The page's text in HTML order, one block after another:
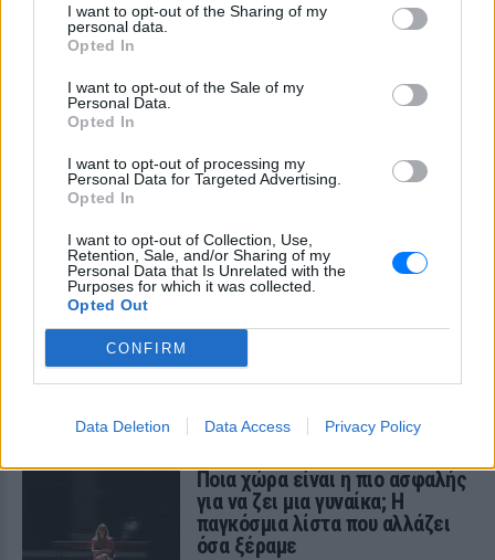
I want to opt-out of the Sharing of my
personal data.
Opted In
I want to opt-out of the Sale of my
Personal Data.
Opted In
I want to opt-out of processing my
Personal Data for Targeted Advertising.
Opted In
I want to opt-out of Collection, Use,
Retention, Sale, and/or Sharing of my
Personal Data that Is Unrelated with the
Purposes for which it was collected.
Opted Out
CONFIRM
Data Deletion Data Access Privacy Policy
Το αρχαιότερο ξύλινο εργαλείο στον κόσμο
βρέθηκε στην Ελλάδα ‑ ποια ήταν η χρήση του
πιο εφευρετικοί απ’ όσο νομίζαμε
ΣΉΜΕΡΑ
πέθανε στα 35
Η απίστευτη ζωή της Milena Pavlović-
Ποια χώρα είναι η πιο ασφαλής
για να ζει μια γυναίκα; Η
παγκόσμια λίστα που αλλάζει
όσα ξέραμε